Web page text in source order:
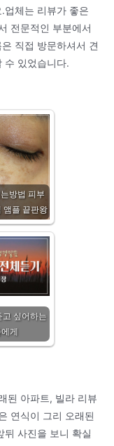
업체는 리뷰가 좋은
전문적인 부분에서
직접 방문하셔서 견
수 있었습니다.
방법 피부
앰플 끝판왕
고 싶어하는
게
된 아파트, 빌라 리뷰
연식이 그리 오래된
뒤 사진을 보니 확실